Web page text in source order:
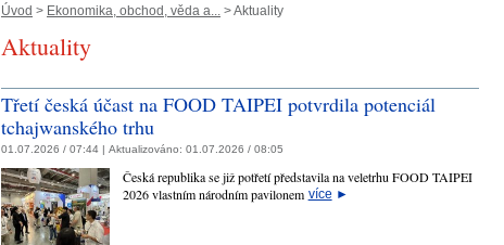
Úvod > Ekonomika, obchod, věda a... > Aktuality
Aktuality
Třetí česká účast na FOOD TAIPEI potvrdila potenciál
tchajwanského trhu
01.07.2026 / 07:44 | Aktualizováno: 01.07.2026 / 08:05
Česká republika se již potřetí představila na veletrhu FOOD TAIPEI
2026 vlastním národním pavilonem více ►